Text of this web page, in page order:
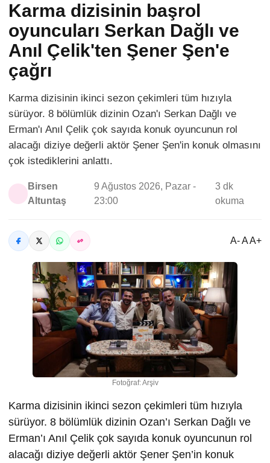
Karma dizisinin başrol
oyuncuları Serkan Dağlı ve
Anıl Çelik'ten Şener Şen'e
çağrı
Karma dizisinin ikinci sezon çekimleri tüm hızıyla
sürüyor. 8 bölümlük dizinin Ozan'ı Serkan Dağlı ve
Erman'ı Anıl Çelik çok sayıda konuk oyuncunun rol
alacağı diziye değerli aktör Şener Şen'in konuk olmasını
çok istediklerini anlattı.
Birsen
Altuntaş
9 Ağustos 2026, Pazar -
23:00
3 dk
okuma
A- A A+
Fotoğraf: Arşiv
Karma dizisinin ikinci sezon çekimleri tüm hızıyla
sürüyor. 8 bölümlük dizinin Ozan’ı Serkan Dağlı ve
Erman’ı Anıl Çelik çok sayıda konuk oyuncunun rol
alacağı diziye değerli aktör Şener Şen’in konuk